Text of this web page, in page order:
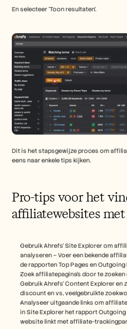
En selecteer 'Toon resultaten'.
Dit is het stapsgewijze proces om
eens naar enkele tips kijken.
Pro-tips voor het
affiliatewebsites
Gebruik Ahrefs’ Site Explorer om
analyseren – Voer een bekende
de rapporten Top Pages en
Zoek affiliatepagina's door te
Gebruik Ahrefs’ Content Explorer en
discount en vs, veelgebruikte
Analyseer uitgaande links om
in Site Explorer het rapport Outgoing
website linkt met affiliate-